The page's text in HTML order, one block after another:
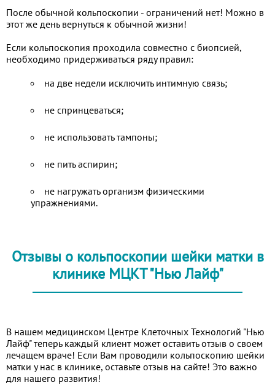
После обычной кольпоскопии - ограничений нет! Можно в
этот же день вернуться к обычной жизни!
Если кольпоскопия проходила совместно с биопсией,
необходимо придерживаться ряду правил:
на две недели исключить интимную связь;
не спринцеваться;
не использовать тампоны;
не пить аспирин;
не нагружать организм физическими
упражнениями.
Отзывы о кольпоскопии шейки матки в
клинике МЦКТ "Нью Лайф"
В нашем медицинском Центре Клеточных Технологий "Нью
Лайф" теперь каждый клиент может оставить отзыв о своем
лечащем враче! Если Вам проводили кольпоскопию шейки
матки у нас в клинике, оставьте отзыв на сайте! Это важно
для нашего развития!